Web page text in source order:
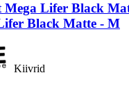
Mega Lifer Black
Black Matte - M
Kiivrid